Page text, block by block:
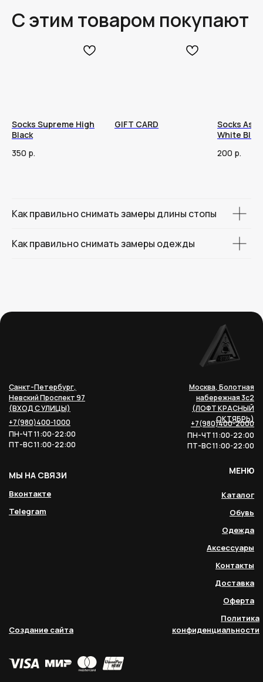
С этим товаром покупают
Socks Supreme High
Black
350 р.
GIFT CARD
Socks
White Blue
200 р.
Как правильно снимать замеры длины стопы
Как правильно снимать замеры одежды
Санкт-Петербург,
Невский Проспект 97
(ВХОД С УЛИЦЫ)
+7(980)400-1000
ПН-ЧТ 11:00-22:00
ПТ-ВС 11:00-22:00
Москва, Болотная
набережная 3с2
(ЛОФТ КРАСНЫЙ
ОКТЯБРЬ)
+7(980)400-2000
ПН-ЧТ 11:00-22:00
ПТ-ВС 11:00-22:00
МЕНЮ
Каталог
Обувь
Одежда
Аксессуары
Контакты
Доставка
Оферта
Политика
конфиденциальности
МЫ НА СВЯЗИ
Вконтакте
Telegram
Создание сайта